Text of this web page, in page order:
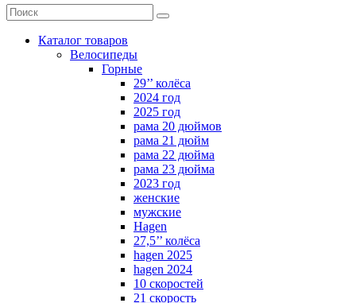
Каталог товаров
Велосипеды
Горные
29’’ колёса
2024 год
2025 год
рама 20 дюймов
рама 21 дюйм
рама 22 дюйма
рама 23 дюйма
2023 год
женские
мужские
Hagen
27,5’’ колёса
hagen 2025
hagen 2024
10 скоростей
21 скорость